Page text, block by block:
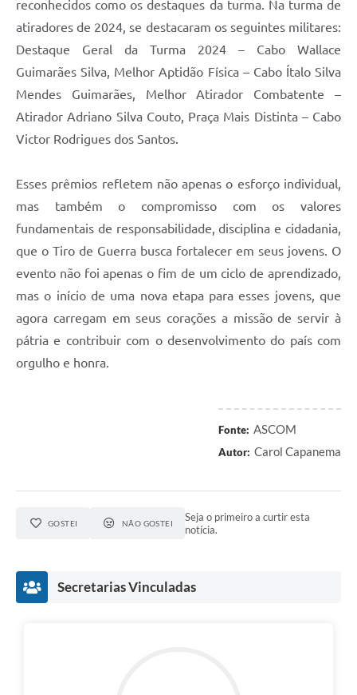
reconhecidos como os destaques da turma. Na turma de
atiradores de 2024, se destacaram os seguintes militares:
Destaque Geral da Turma 2024 – Cabo Wallace
Guimarães Silva, Melhor Aptidão Física – Cabo Ítalo Silva
Mendes Guimarães, Melhor Atirador Combatente –
Atirador Adriano Silva Couto, Praça Mais Distinta – Cabo
Victor Rodrigues dos Santos.
Esses prêmios refletem não apenas o esforço individual,
mas também o compromisso com os valores
fundamentais de responsabilidade, disciplina e cidadania,
que o Tiro de Guerra busca fortalecer em seus jovens. O
evento não foi apenas o fim de um ciclo de aprendizado,
mas o início de uma nova etapa para esses jovens, que
agora carregam em seus corações a missão de servir à
pátria e contribuir com o desenvolvimento do país com
orgulho e honra.
Fonte: ASCOM
Autor: Carol Capanema
GOSTEI NÃO GOSTEI
Seja o primeiro a curtir esta
notícia.
Secretarias Vinculadas